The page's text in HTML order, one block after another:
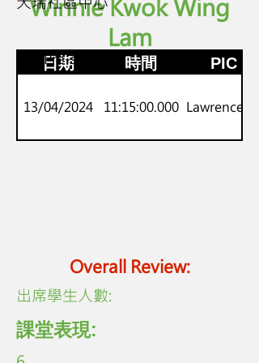
Winnie Kwok Wing
Lam
日期 時間 PIC
13/04/2024 11:15:00.000 Lawrence Lo
Overall Review:
劍橋Pre-starters
​出席學生人數:
課堂表現: